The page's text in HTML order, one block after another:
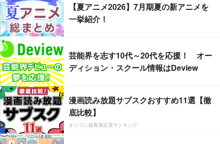
【夏アニメ2026】7月期夏の新アニメを
一挙紹介！
芸能界を志す10代～20代を応援！ オー
ディション・スクール情報はDeview
漫画読み放題サブスクおすすめ11選【徹
底比較】
オリコン顧客満足度ランキング